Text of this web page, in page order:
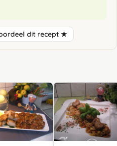
dit recept ★